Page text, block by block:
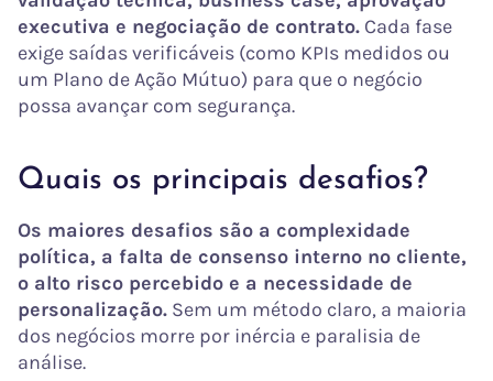
executiva e negociação de contrato. Cada fase
exige saídas verificáveis (como KPIs medidos ou
um Plano de Ação Mútuo) para que o negócio
possa avançar com segurança.
Quais os principais desafios?
Os maiores desafios são a complexidade
política, a falta de consenso interno no cliente,
o alto risco percebido e a necessidade de
personalização. Sem um método claro, a maioria
dos negócios morre por inércia e paralisia de
análise.